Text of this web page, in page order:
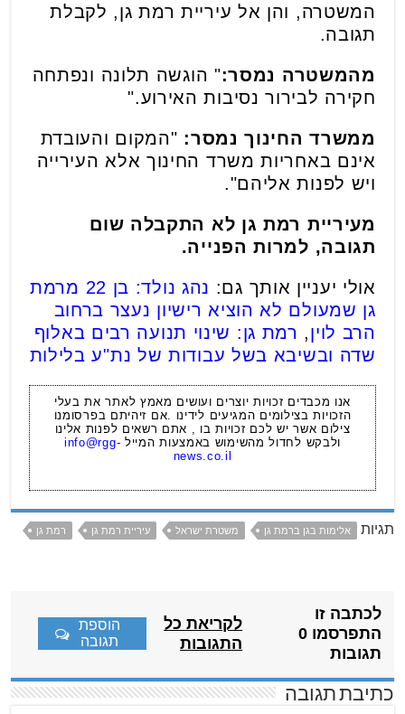
המשטרה, והן אל עיריית רמת גן, לקבלת
תגובה.
מהמשטרה נמסר:
" הוגשה תלונה ונפתחה
חקירה לבירור נסיבות האירוע".
ממשרד החינוך נמסר:
"המקום והעובדת
אינם באחריות משרד החינוך אלא העירייה
ויש לפנות אליהם".
מעיריית רמת גן לא התקבלה שום
תגובה, למרות הפנייה.
אולי יעניין אותך גם:
נהג נולד: בן 22 מרמת
גן שמעולם לא הוציא רישיון נעצר ברחוב
הרב לוין, רמת גן: שינוי תנועה רבים באלוף
שדה ובשיבא בשל עבודות של נת"ע בלילות
אנו מכבדים זכויות יוצרים ועושים מאמץ לאתר את בעלי
הזכויות בצילומים המגיעים לידינו .אם זיהיתם בפרסומנו
צילום אשר יש לכם זכויות בו , אתם רשאים לפנות אלינו
ולבקש לחדול מהשימוש באמצעות המייל info@rgg-
news.co.il
תגיות אלימות בגן ברמת גן משטרת ישראל עיריית רמת גן רמת גן
לכתבה זו
התפרסמו 0
תגובות
לקריאת כל
התגובות
הוספת
תגובה
כתיבת תגובה